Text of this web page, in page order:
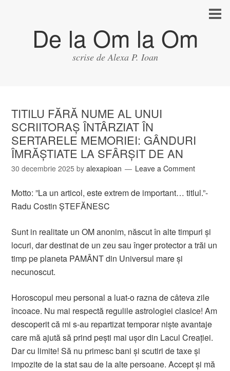
De la Om la Om
scrise de Alexa P. Ioan
TITILU FĂRĂ NUME AL UNUI
SCRIITORAȘ ÎNTÂRZIAT ÎN
SERTARELE MEMORIEI: GÂNDURI
ÎMRĂȘTIATE LA SFÂRȘIT DE AN
30 decembrie 2025 byalexapioan Leave a Comment
Motto: ”La un articol, este extrem de important… titlul.”-
Radu Costin ȘTEFĂNESC
Sunt in realitate un OM anonim, născut în alte timpuri și
locuri, dar destinat de un zeu sau înger protector a trăi un
timp pe planeta PAMÂNT din Universul mare și
necunoscut.
Horoscopul meu personal a luat-o razna de câteva zile
încoace. Nu mai respectă regulile astrologiei clasice! Am
descoperit că mi s-au repartizat temporar niște avantaje
care mă ajută să prind pești mai ușor din Lacul Creației.
Dar cu limite! Să nu primesc bani și scutiri de taxe și
impozite de la stat sau de la alte persoane. Accept și mă